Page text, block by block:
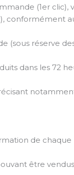
(1er
réserve
dans les 72
de
être